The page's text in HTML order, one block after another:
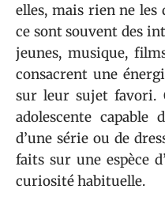
elles, mais rien ne les
ce sont souvent des
jeunes, musique,
consacrent une
sur leur sujet favori.
adolescente capable
d’une série ou de
faits sur une espèce
curiosité habituelle.